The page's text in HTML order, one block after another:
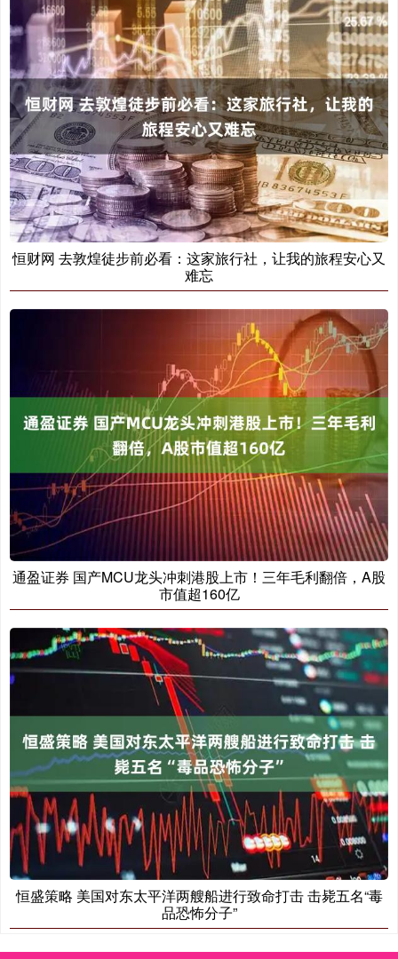
恒财网 去敦煌徒步前必看：这家旅行社，让我的旅程安心又
难忘
通盈证券 国产MCU龙头冲刺港股上市！三年毛利翻倍，A股
市值超160亿
恒盛策略 美国对东太平洋两艘船进行致命打击 击毙五名“毒
品恐怖分子”